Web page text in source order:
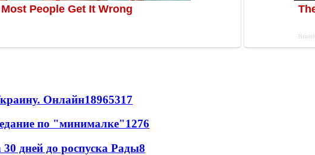
Онлайн18965317
по "минималке"1276
дней до роспуска Рады8